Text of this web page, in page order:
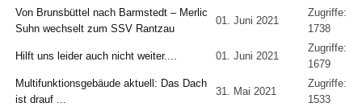
Von Brunsbüttel nach Barmstedt – Merlic
Suhn wechselt zum SSV Rantzau
01. Juni 2021
Zugriffe:
1738
Hilft uns leider auch nicht weiter.... 01. Juni 2021
Zugriffe:
1679
Multifunktionsgebäude aktuell: Das Dach
ist drauf ...
31. Mai 2021
Zugriffe:
1533